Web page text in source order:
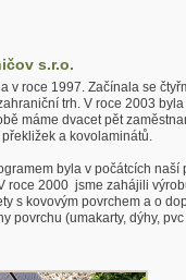
s.r.o.
v roce 1997. Začínala se
trh. V roce 2003
máme dvacet pět
a kovolaminátů.
byla v počátcích
roce 2000 jsme zahájili
s kovovým povrchem a o
povrchu (umakarty, dýhy,